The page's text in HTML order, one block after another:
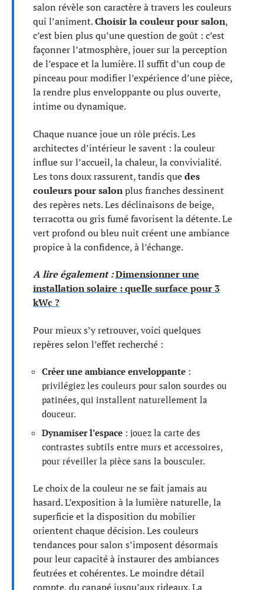
salon révèle son caractère à travers les couleurs
qui l’animent.Choisir la couleur pour salon,
c’est bien plus qu’une question de goût : c’est
façonner l’atmosphère, jouer sur la perception
de l’espace et la lumière. Il suffit d’un coup de
pinceau pour modifier l’expérience d’une pièce,
la rendre plus enveloppante ou plus ouverte,
intime ou dynamique.
Chaque nuance joue un rôle précis. Les
architectes d’intérieur le savent : la couleur
influe sur l’accueil, la chaleur, la convivialité.
Les tons doux rassurent, tandis quedes
couleurs pour salonplus franches dessinent
des repères nets. Les déclinaisons de beige,
terracotta ou gris fumé favorisent la détente. Le
vert profond ou bleu nuit créent une ambiance
propice à la confidence, à l’échange.
A lire également :Dimensionner une
installation solaire : quelle surface pour 3
kWc ?
Pour mieux s’y retrouver, voici quelques
repères selon l’effet recherché :
Créer une ambiance enveloppante :
privilégiez les couleurs pour salon sourdes ou
patinées, qui installent naturellement la
douceur.
Dynamiser l’espace : jouez la carte des
contrastes subtils entre murs et accessoires,
pour réveiller la pièce sans la bousculer.
Le choix de la couleur ne se fait jamais au
hasard. L’exposition à la lumière naturelle, la
superficie et la disposition du mobilier
orientent chaque décision. Les couleurs
tendances pour salon s’imposent désormais
pour leur capacité à instaurer des ambiances
feutrées et cohérentes. Le moindre détail
compte, du canapé jusqu’aux rideaux. La